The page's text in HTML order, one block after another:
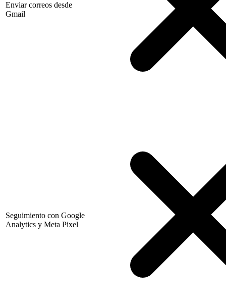
Enviar correos desde
Gmail
Seguimiento con Google
Analytics y Meta Pixel